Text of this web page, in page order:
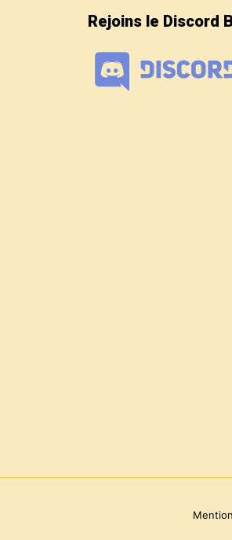
Rejoins le Discord